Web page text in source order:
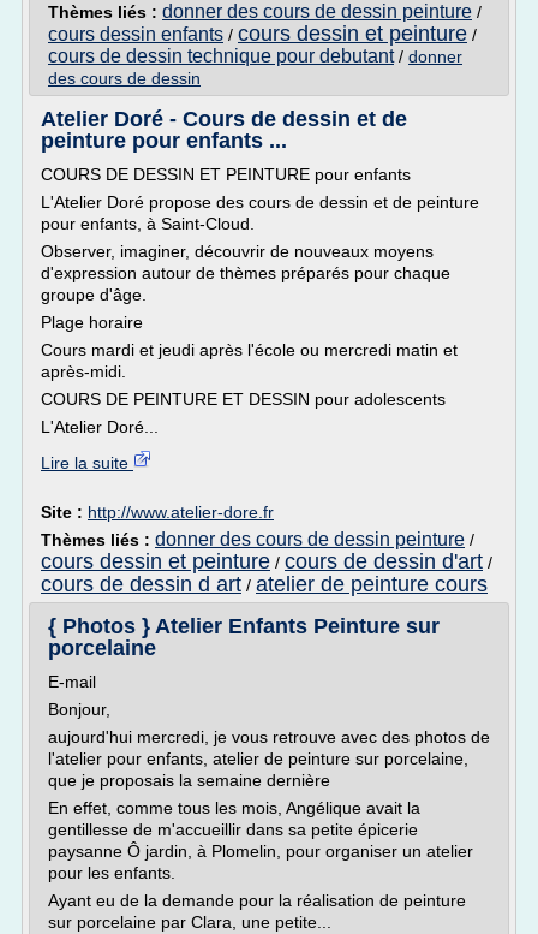
Thèmes liés : donner des cours de dessin peinture /
cours dessin enfants / cours dessin et peinture /
cours de dessin technique pour debutant/ donner
des cours de dessin
Atelier Doré - Cours de dessin et de
peinture pour enfants ...
COURS DE DESSIN ET PEINTURE pour enfants
L'Atelier Doré propose des cours de dessin et de peinture
pour enfants, à Saint-Cloud.
Observer, imaginer, découvrir de nouveaux moyens
d'expression autour de thèmes préparés pour chaque
groupe d'âge.
Plage horaire
Cours mardi et jeudi après l'école ou mercredi matin et
après-midi.
COURS DE PEINTURE ET DESSIN pour adolescents
L'Atelier Doré...
Lire la suite
Site : http://www.atelier-dore.fr
Thèmes liés : donner des cours de dessin peinture /
cours dessin et peinture / cours de dessin d'art /
cours de dessin d art / atelier de peinture cours
{ Photos } Atelier Enfants Peinture sur
porcelaine
E-mail
Bonjour,
aujourd'hui mercredi, je vous retrouve avec des photos de
l'atelier pour enfants, atelier de peinture sur porcelaine,
que je proposais la semaine dernière
En effet, comme tous les mois, Angélique avait la
gentillesse de m'accueillir dans sa petite épicerie
paysanne Ô jardin, à Plomelin, pour organiser un atelier
pour les enfants.
Ayant eu de la demande pour la réalisation de peinture
sur porcelaine par Clara, une petite...